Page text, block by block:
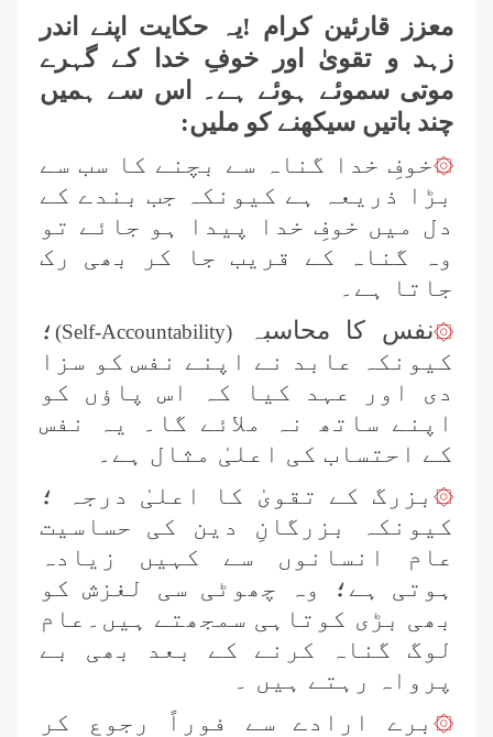
معزز قارئین کرام !یہ حکایت اپنے اندر
زہد و تقویٰ اور خوفِ خدا کے گہرے
موتی سموئے ہوئے ہے۔ اس سے ہمیں
چند باتیں سیکھنے کو ملیں:
۞خوفِ خدا گناہ سے بچنے کا سب سے
بڑا ذریعہ ہے کیونکہ جب بندے کے
دل میں خوفِ خدا پیدا ہو جائے تو
وہ گناہ کے قریب جا کر بھی رک
جاتا ہے۔
۞نفس کا محاسبہ(
Self-Accountability
) ؛
کیونکہ عابد نے اپنے نفس کو سزا
دی اور عہد کیا کہ اس پاؤں کو
اپنے ساتھ نہ ملائے گا۔ یہ نفس
کے احتساب کی اعلیٰ مثال ہے۔
۞بزرگ کے تقویٰ کا اعلیٰ درجہ ؛
کیونکہ بزرگانِ دین کی حساسیت
عام انسانوں سے کہیں زیادہ
ہوتی ہے؛ وہ چھوٹی سی لغزش کو
بھی بڑی کوتاہی سمجھتے ہیں۔عام
لوگ گناہ کرنے کے بعد بھی بے
پرواہ رہتے ہیں ۔
۞برے ارادے سے فوراً رجوع کر